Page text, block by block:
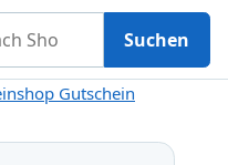
Magazin
Shop suchen
Suchen
Gutschein